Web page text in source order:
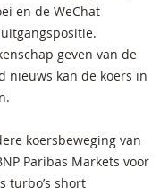
en de WeChat-
geven van de
nieuws kan de koers in
koersbeweging van
Paribas Markets voor
turbo’s short